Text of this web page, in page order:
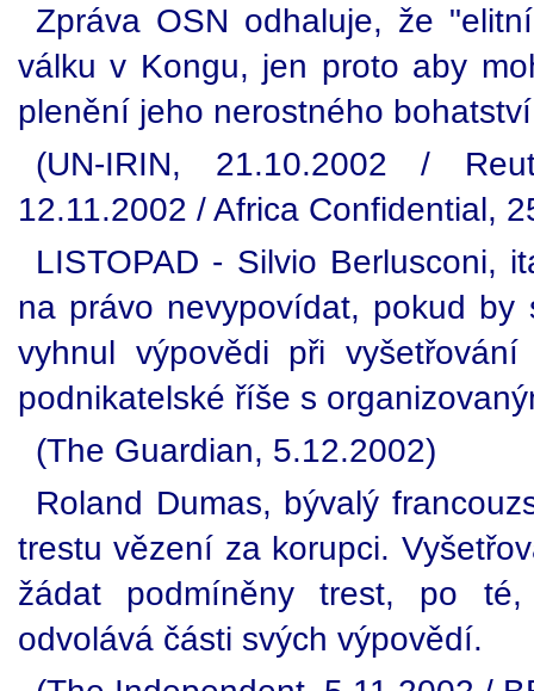
Zpráva OSN odhaluje, že
válku v Kongu, jen proto aby
plenění jeho nerostného
(UN-IRIN, 21.10.2002 /
12.11.2002 / Africa Confidential,
LISTOPAD - Silvio Berlusconi,
na právo nevypovídat, pokud
vyhnul výpovědi při
podnikatelské říše s
(The Guardian, 5.12.2002)
Roland Dumas, bývalý
trestu vězení za korupci.
žádat podmíněny trest, po
odvolává části svých výpovědí.